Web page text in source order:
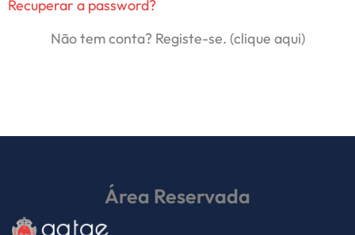
Alternative:
Recuperar a password?
Não tem conta? Registe-se. (clique aqui)
Área Reservada